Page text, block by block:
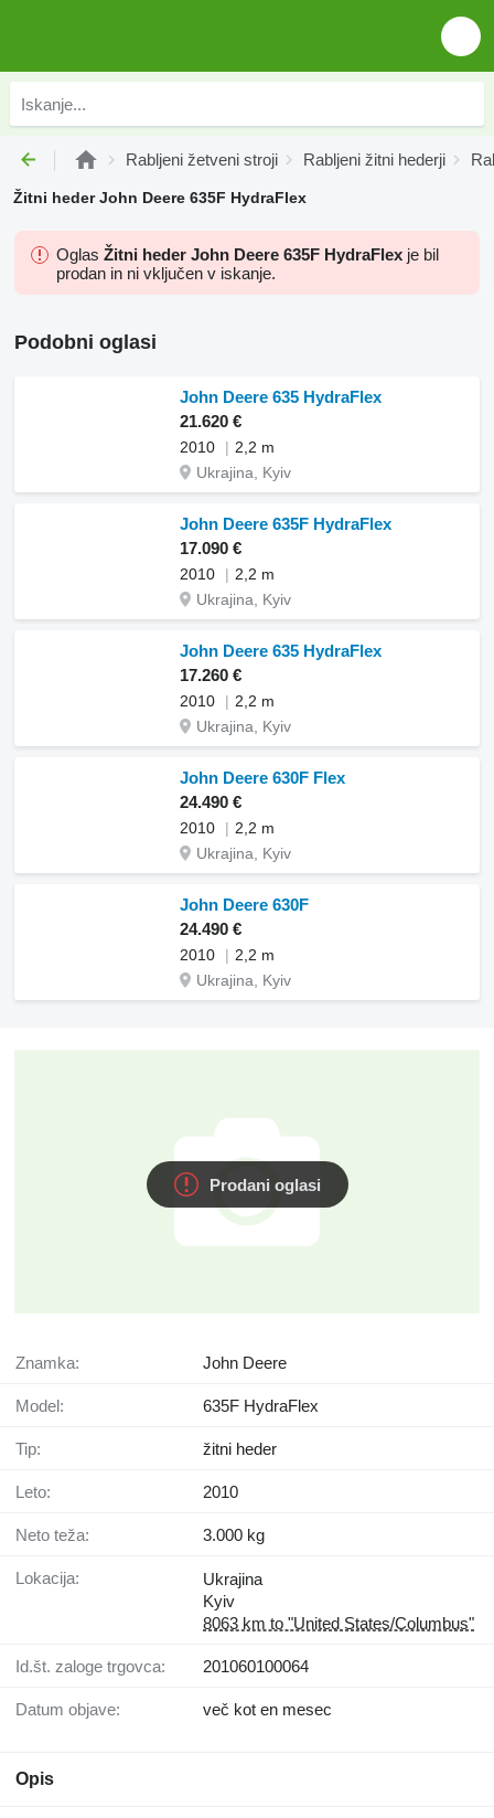
Rabljeni žetveni stroji Rabljeni žitni hederji
Žitni heder John Deere 635F HydraFlex
Oglas Žitni heder John Deere 635F HydraFlex je bil
prodan in ni vključen v iskanje.
Podobni oglasi
John Deere 635 HydraFlex
21.620 €
2010
2,2 m
Ukrajina, Kyiv
John Deere 635F HydraFlex
17.090 €
2010
2,2 m
Ukrajina, Kyiv
John Deere 635 HydraFlex
17.260 €
2010
2,2 m
Ukrajina, Kyiv
John Deere 630F Flex
24.490 €
2010
2,2 m
Ukrajina, Kyiv
John Deere 630F
24.490 €
2010
2,2 m
Ukrajina, Kyiv
Prodani oglasi
Znamka: John Deere
Model: 635F HydraFlex
Tip: žitni heder
Leto: 2010
Neto teža: 3.000 kg
Lokacija:
Ukrajina
Kyiv
8063 km to "United States/Columbus"
Id.št. zaloge trgovca: 201060100064
Datum objave: več kot en mesec
Opis